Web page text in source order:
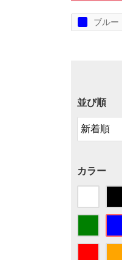
ブルー
並び順
カラー